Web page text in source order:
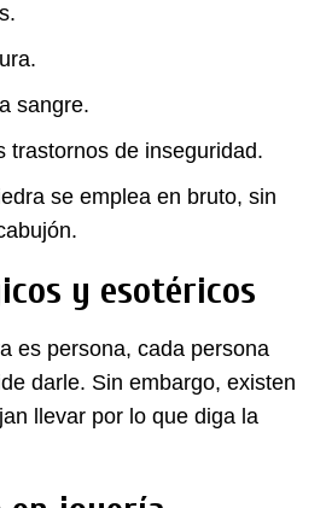
sangre.
trastornos de inseguridad.
se emplea en bruto, sin
y esotéricos
es persona, cada persona
darle. Sin embargo, existen
llevar por lo que diga la